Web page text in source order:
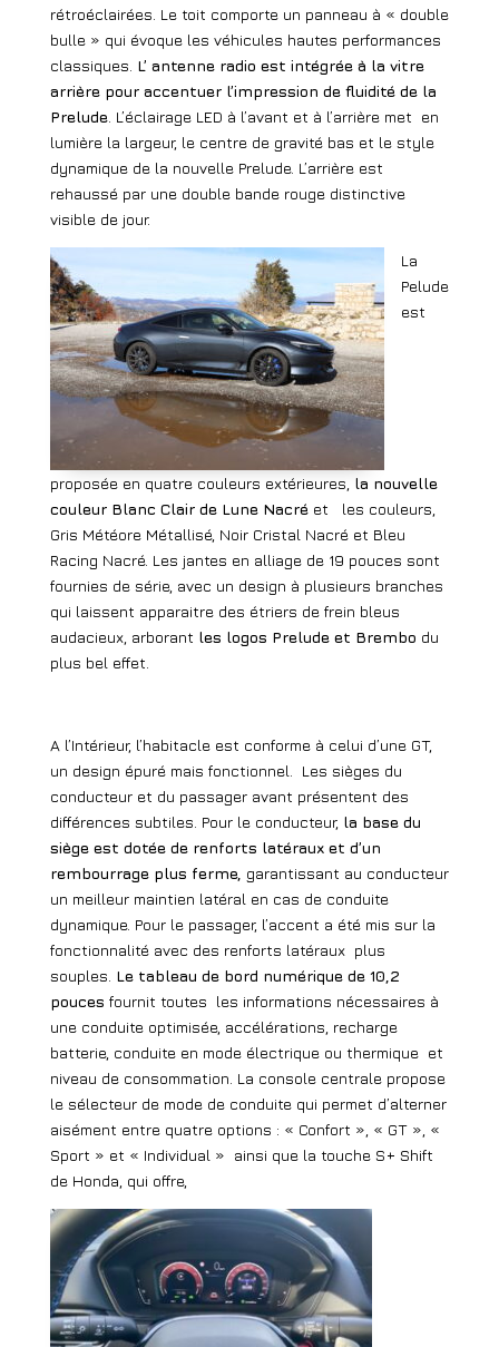
rétroéclairées. Le toit comporte un panneau à « double
bulle » qui évoque les véhicules hautes performances
classiques. L’ antenne radio est intégrée à la vitre
arrière pour accentuer l’impression de fluidité de la
Prelude. L’éclairage LED à l’avant et à l’arrière met en
lumière la largeur, le centre de gravité bas et le style
dynamique de la nouvelle Prelude. L’arrière est
rehaussé par une double bande rouge distinctive
visible de jour.
La
Pelude
est
proposée en quatre couleurs extérieures, la nouvelle
couleur Blanc Clair de Lune Nacré et
les couleurs,
Gris Météore Métallisé, Noir Cristal Nacré et Bleu
Racing Nacré. Les jantes en alliage de 19 pouces sont
fournies de série, avec un design à plusieurs branches
qui laissent apparaitre des étriers de frein bleus
audacieux, arborant les logos Prelude et Brembo du
plus bel effet.
A l’Intérieur, l’habitacle est conforme à celui d’une GT,
un design épuré mais fonctionnel.
Les sièges du
conducteur et du passager avant présentent des
différences subtiles. Pour le conducteur, la base du
siège est dotée de renforts latéraux et d’un
rembourrage plus ferme, garantissant au conducteur
un meilleur maintien latéral en cas de conduite
dynamique. Pour le passager, l’accent a été mis sur la
fonctionnalité avec des renforts latéraux plus
souples. Le tableau de bord numérique de 10,2
pouces fournit toutes les informations nécessaires à
une conduite optimisée, accélérations, recharge
batterie, conduite en mode électrique ou thermique et
niveau de consommation. La console centrale propose
le sélecteur de mode de conduite qui permet d’alterner
aisément entre quatre options : « Confort », « GT », «
Sport » et « Individual » ainsi que la touche S+ Shift
de Honda, qui offre,